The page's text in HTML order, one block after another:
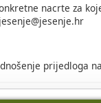
nacrte za
prijedloga